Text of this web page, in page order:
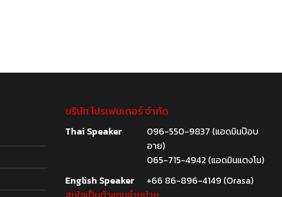
บริษัท โปรเฟนเดอร์ จำกัด
Thai Speaker
096-550-9837 (แอดมินป๊อบ
อาย)
065-715-4942 (แอดมินแตงโม)
English Speaker
+66 86-896-4149 (Orasa)